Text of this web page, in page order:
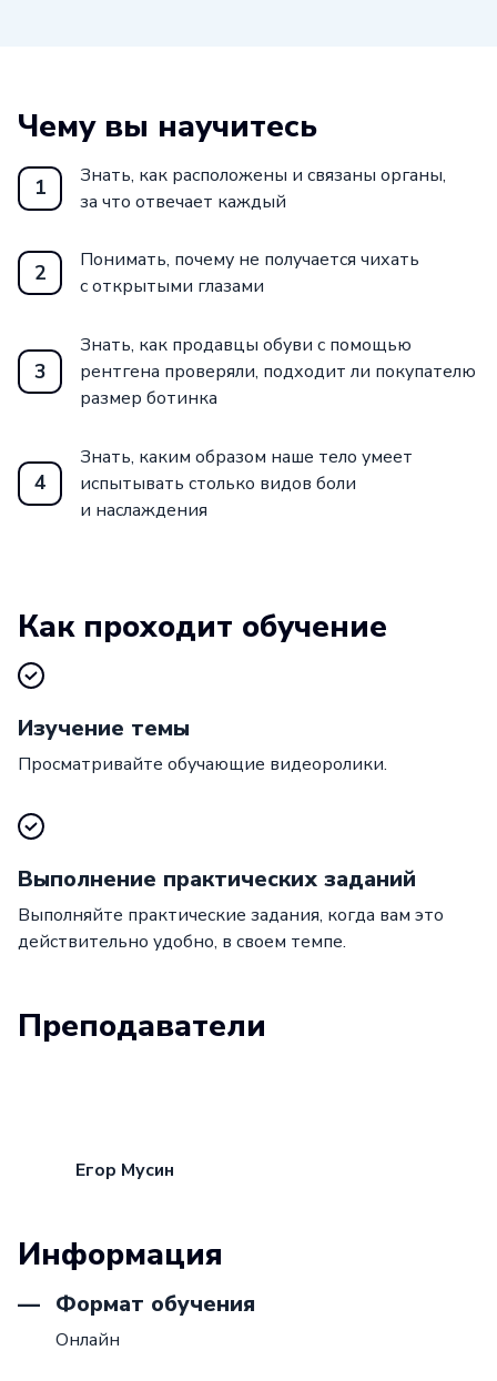
Чему вы научитесь
1
Знать, как расположены и связаны органы,
за что отвечает каждый
2
Понимать, почему не получается чихать
с открытыми глазами
3
Знать, как продавцы обуви с помощью
рентгена проверяли, подходит ли покупателю
размер ботинка
4
Знать, каким образом наше тело умеет
испытывать столько видов боли
и наслаждения
Как проходит обучение
Изучение темы
Просматривайте обучающие видеоролики.
Выполнение практических заданий
Выполняйте практические задания, когда вам это
действительно удобно, в своем темпе.
Преподаватели
Егор Мусин
Информация
Формат обучения
Онлайн